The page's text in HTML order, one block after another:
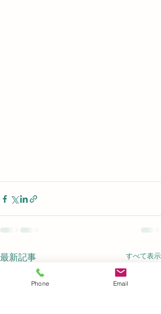
最新記事 すべて表示
Phone Email